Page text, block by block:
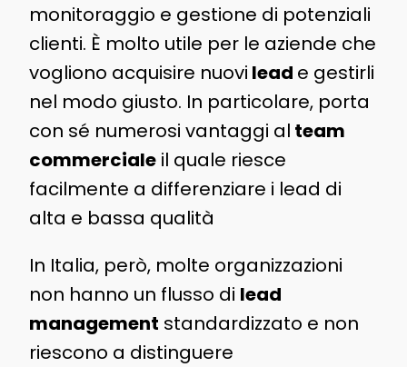
monitoraggio e gestione di potenziali
clienti. È molto utile per le aziende che
vogliono acquisire nuovi lead e gestirli
nel modo giusto. In particolare, porta
con sé numerosi vantaggi al team
commercialeil quale riesce
facilmente a differenziare i lead di
alta e bassa qualità
In Italia, però, molte organizzazioni
non hanno un flusso di lead
management standardizzato e non
riescono a distinguere